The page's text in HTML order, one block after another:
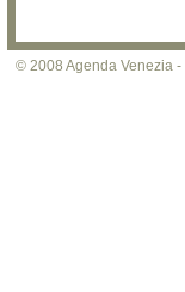
© 2008 Agenda Venezia -